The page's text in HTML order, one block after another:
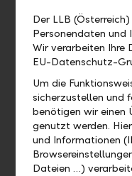
Muss ich die
allen
Wo finde ich ...?
Wo kann ich
Wo finde ich
Der LLB
Personendaten und
Wir verarbeiten Ihre
EU-Datenschutz-
Um die
sicherzustellen und
benötigen wir einen
genutzt werden.
und Informationen
Dateien …)